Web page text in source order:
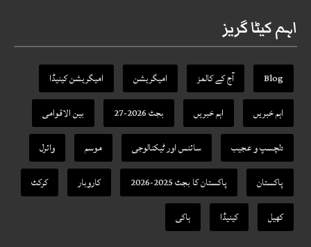
اہم کیٹا گریز
Blog آج کے کالمز امیگریشن
امیگریشن کینیڈا
اہم خبریں
اہم خبریں بجٹ 2026-27
بین الاقوامی
دلچسپ و عجیب
سائنس اور ٹیکنالوجی موسم
وائرل
پاکستان
پاکستان کا بجٹ 2025-2026 کاروبار
کرکٹ
کھیل
کینیڈا ہاکی